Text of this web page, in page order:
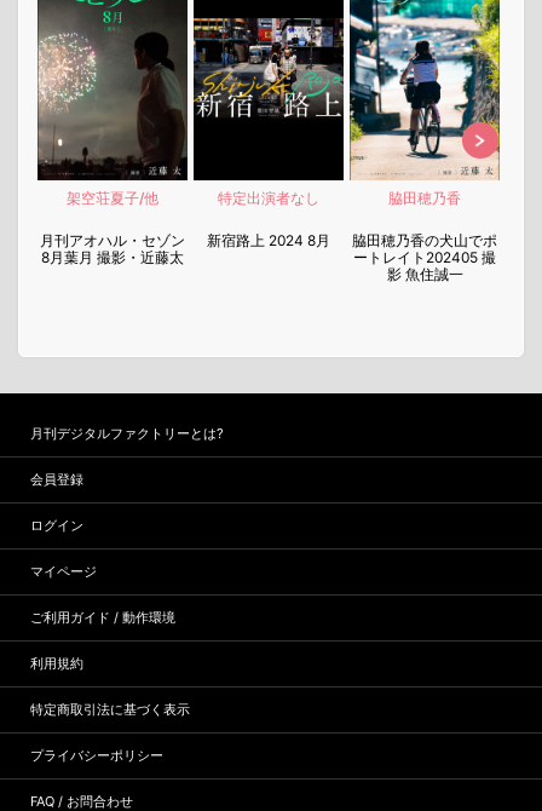
架空荘夏子/他
月刊アオハル・セゾン
8月葉月 撮影・近藤太
特定出演者なし
新宿路上 2024 8月
脇田穂乃香
脇田穂乃香の犬山でポ
ートレイト202405 撮
影 魚住誠一
月刊デジタルファクトリーとは?
会員登録
ログイン
マイページ
ご利用ガイド / 動作環境
利用規約
特定商取引法に基づく表示
プライバシーポリシー
FAQ / お問合わせ